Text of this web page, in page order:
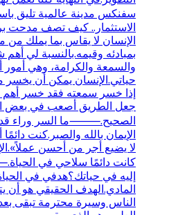
سفنكس مدينة عالمية
الاستثمار.. كيف تصف مدحت
الإنسان لا يقاس بما يملك
بمبادئه وقيمه.بالنسبة لي
والسمعة والكرامة، وهي
حياتي.الإنسان يمكن أن يخسر
إذا خسر سمعته فقد خسر أهم
جعل الطريق أصعب في بعض
الصحيح.⸻ما السر وراء
الإيمان بالله والصبر.كنت
لا يضيع أجر من أحسن
كانت دائمًا سلاحي في
إليه في حياتك؟هدفي في
المادي.الهدف الحقيقي هو أن
الناس وسيرة محترمة تبقى